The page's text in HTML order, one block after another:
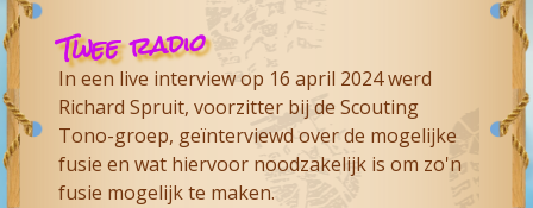
Twee radio
In een live interview op 16 april 2024 werd
Richard Spruit, voorzitter bij de Scouting
Tono-groep, geïnterviewd over de mogelijke
fusie en wat hiervoor noodzakelijk is om zo'n
fusie mogelijk te maken.